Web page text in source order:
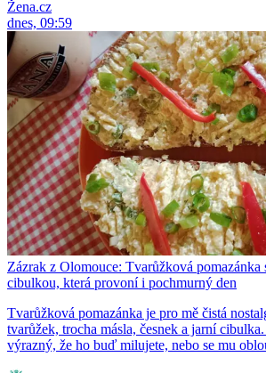
Žena.cz
dnes, 09:59
Zázrak z Olomouce: Tvarůžková pomazánka
cibulkou, která provoní i pochmurný den
Tvarůžková pomazánka je pro mě čistá
tvarůžek, trocha másla, česnek a jarní
výrazný, že ho buď milujete, nebo se mu